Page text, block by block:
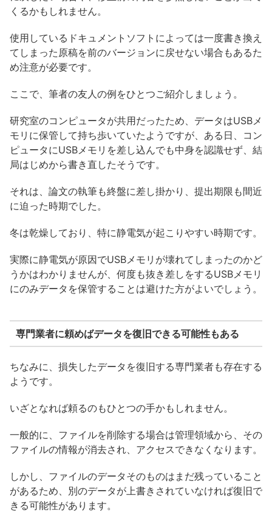
くるかもしれません。
使用しているドキュメントソフトによっては一度書き換え
てしまった原稿を前のバージョンに戻せない場合もあるた
め注意が必要です。
ここで、筆者の友人の例をひとつご紹介しましょう。
研究室のコンピュータが共用だったため、データはUSBメ
モリに保管して持ち歩いていたようですが、ある日、コン
ピュータにUSBメモリを差し込んでも中身を認識せず、結
局はじめから書き直したそうです。
それは、論文の執筆も終盤に差し掛かり、提出期限も間近
に迫った時期でした。
冬は乾燥しており、特に静電気が起こりやすい時期です。
実際に静電気が原因でUSBメモリが壊れてしまったのかど
うかはわかりませんが、何度も抜き差しをするUSBメモリ
にのみデータを保管することは避けた方がよいでしょう。
専門業者に頼めばデータを復旧できる可能性もある
ちなみに、損失したデータを復旧する専門業者も存在する
ようです。
いざとなれば頼るのもひとつの手かもしれません。
一般的に、ファイルを削除する場合は管理領域から、その
ファイルの情報が消去され、アクセスできなくなります。
しかし、ファイルのデータそのものはまだ残っていること
があるため、別のデータが上書きされていなければ復旧で
きる可能性があります。